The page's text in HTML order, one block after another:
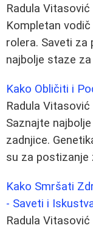
Radula Vitasović
Kompletan
rolera. Saveti za
najbolje staze
Kako Obličiti i
Radula Vitasović
Saznajte
zadnjice.
su za postizanje
Kako Smršati
- Saveti i
Radula Vitasović